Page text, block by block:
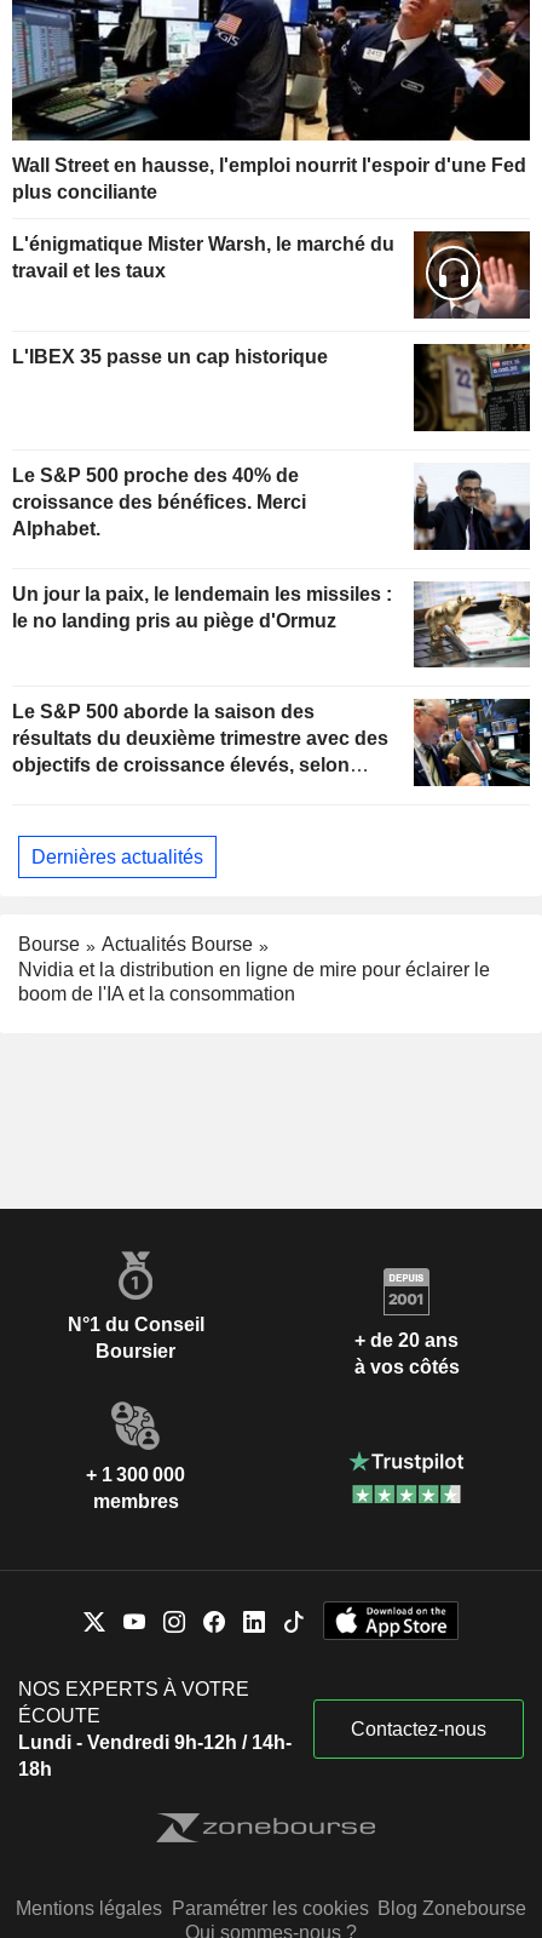
Wall Street en hausse, l'emploi nourrit l'espoir d'une Fed
plus conciliante
L'énigmatique Mister Warsh, le marché du
travail et les taux
L'IBEX 35 passe un cap historique
Le S&P 500 proche des 40% de
croissance des bénéfices. Merci
Alphabet.
Un jour la paix, le lendemain les missiles :
le no landing pris au piège d'Ormuz
Le S&P 500 aborde la saison des
résultats du deuxième trimestre avec des
objectifs de croissance élevés, selon
Dernières actualités
Bourse
Actualités Bourse
Nvidia et la distribution en ligne de mire pour éclairer le
boom de l'IA et la consommation
N°1 du Conseil
Boursier
+ de 20 ans
à vos côtés
+ 1 300 000
membres
NOS EXPERTS À VOTRE
ÉCOUTE
Lundi - Vendredi 9h-12h / 14h-
18h
Contactez-nous
Mentions légales Paramétrer les cookies Blog Zonebourse
Qui sommes-nous ?